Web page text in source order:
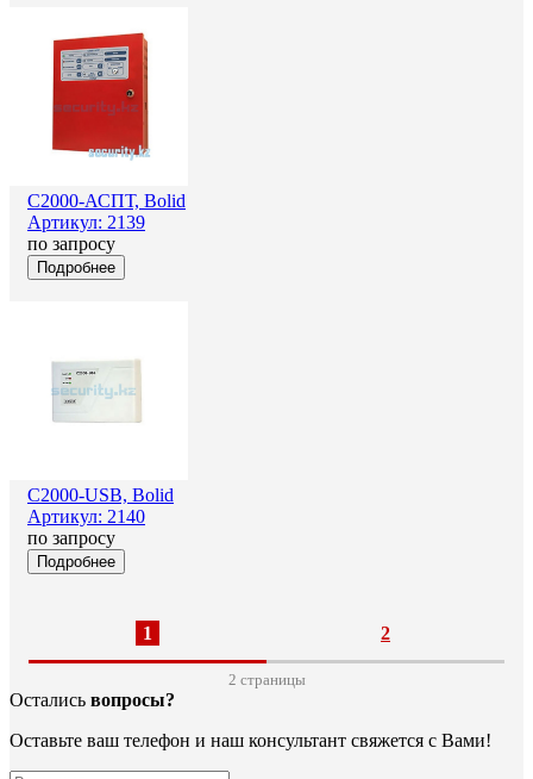
С2000-АСПТ, Bolid
Артикул: 2139
по запросу
Подробнее
С2000-USB, Bolid
Артикул: 2140
по запросу
Подробнее
1 2
2 cтраницы
Остались вопросы?
Оставьте ваш телефон и наш консультант свяжется с Вами!